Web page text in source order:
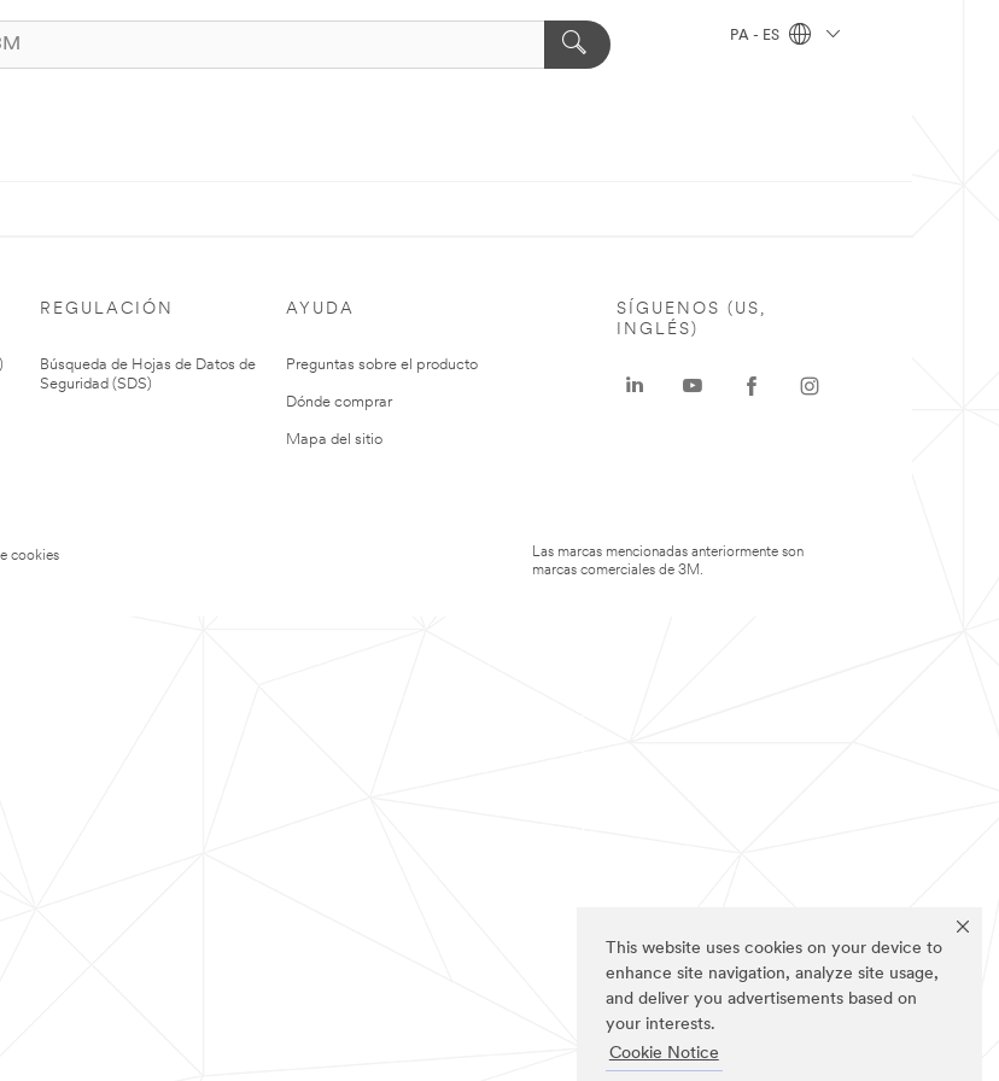
This website uses cookies on your device to
enhance site navigation, analyze site usage,
and deliver you advertisements based on
your interests.
Cookie Notice
PA - ES
REGULACIÓN
Búsqueda de Hojas de Datos de
Seguridad (SDS)
AYUDA
Preguntas sobre el producto
Dónde comprar
Mapa del sitio
cookies
SÍGUENOS (US,
INGLÉS)
Las marcas mencionadas anteriormente son
marcas comerciales de 3M.